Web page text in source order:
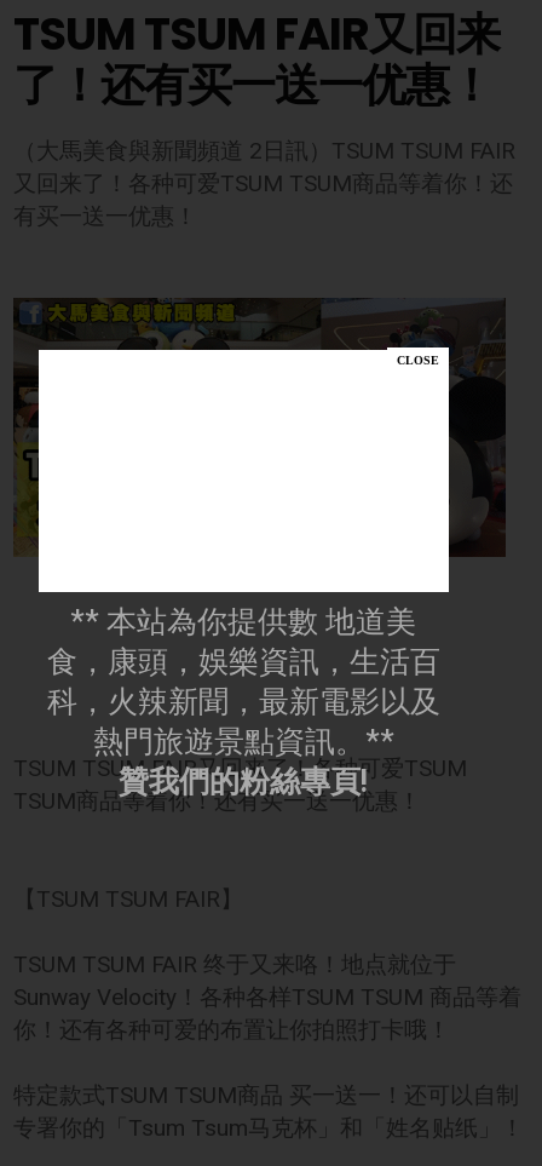
TSUM TSUM FAIR又回来
了！还有买一送一优惠！
（大馬美食與新聞頻道 2日訊）TSUM TSUM FAIR
又回来了！各种可爱TSUM TSUM商品等着你！还
有买一送一优惠！
TSUM TSUM FAIR又回来了！各种可爱TSUM
TSUM商品等着你！还有买一送一优惠！
【TSUM TSUM FAIR】
TSUM TSUM FAIR 终于又来咯！地点就位于
Sunway Velocity！各种各样TSUM TSUM 商品等着
你！还有各种可爱的布置让你拍照打卡哦！
特定款式TSUM TSUM商品 买一送一！还可以自制
专署你的「Tsum Tsum马克杯」和「姓名贴纸」！
** 本站為你提供數 地道美
食，康頭，娛樂資訊，生活百
科，火辣新聞，最新電影以及
熱門旅遊景點資訊。**
贊我們的粉絲專頁!